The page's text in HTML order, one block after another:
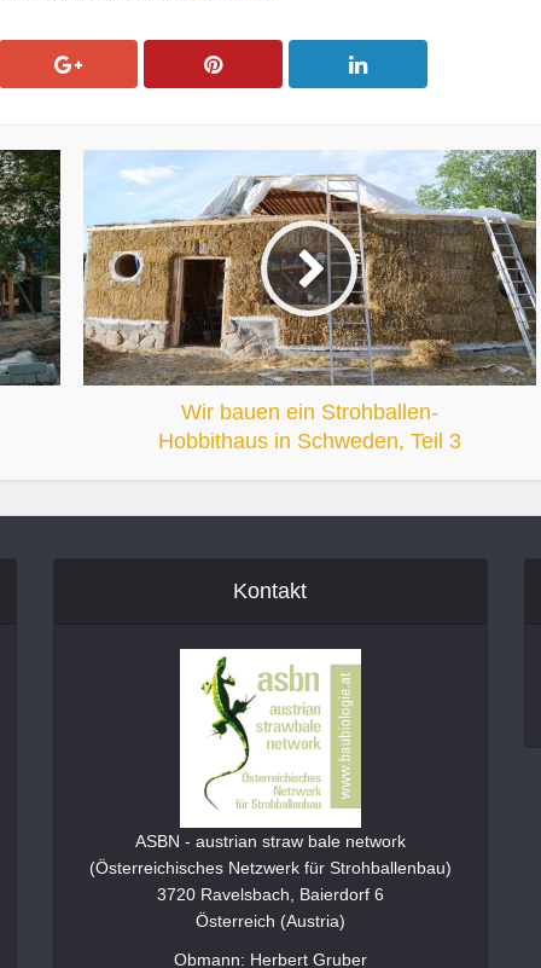
Wir bauen ein Strohballen-
Hobbithaus in Schweden, Teil 3
Kontakt
ASBN - austrian straw bale network
(Österreichisches Netzwerk für Strohballenbau)
3720 Ravelsbach, Baierdorf 6
Österreich (Austria)
Obmann: Herbert Gruber